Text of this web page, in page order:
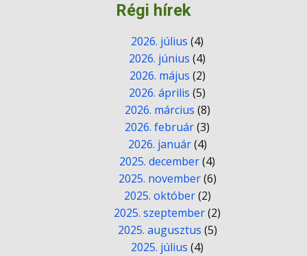
Régi hírek
2026. július (4)
2026. június (4)
2026. május (2)
2026. április (5)
2026. március (8)
2026. február(3)
2026. január(4)
2025. december(4)
2025. november(6)
2025. október(2)
2025. szeptember(2)
2025. augusztus (5)
2025. július (4)